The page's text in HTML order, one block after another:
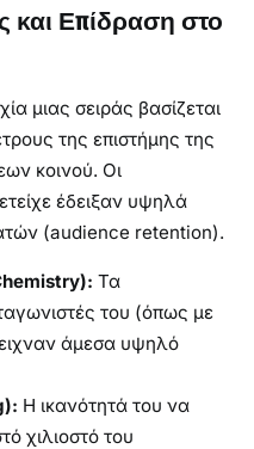
και Επίδραση στο
μιας σειράς βασίζεται
της επιστήμης της
κοινού. Οι
έδειξαν υψηλά
(audience retention).
Τα
του (όπως με
άμεσα υψηλό
Η ικανότητά του να
χιλιοστό του